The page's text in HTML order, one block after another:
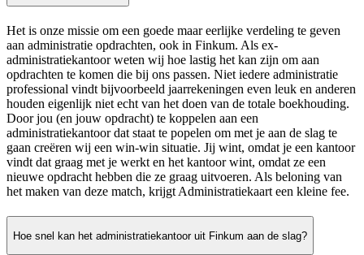
Het is onze missie om een goede maar eerlijke verdeling te geven
aan administratie opdrachten, ook in Finkum. Als ex-
administratiekantoor weten wij hoe lastig het kan zijn om aan
opdrachten te komen die bij ons passen. Niet iedere administratie
professional vindt bijvoorbeeld jaarrekeningen even leuk en anderen
houden eigenlijk niet echt van het doen van de totale boekhouding.
Door jou (en jouw opdracht) te koppelen aan een
administratiekantoor dat staat te popelen om met je aan de slag te
gaan creëren wij een win-win situatie. Jij wint, omdat je een kantoor
vindt dat graag met je werkt en het kantoor wint, omdat ze een
nieuwe opdracht hebben die ze graag uitvoeren. Als beloning van
het maken van deze match, krijgt Administratiekaart een kleine fee.
Hoe snel kan het administratiekantoor uit Finkum aan de slag?